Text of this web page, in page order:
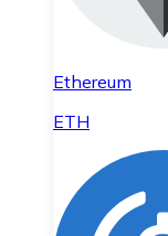
Ethereum
ETH